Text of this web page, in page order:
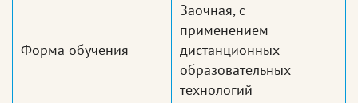
Форма обучения
Заочная, с
применением
дистанционных
образовательных
технологий